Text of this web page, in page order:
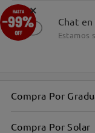
Chat
Estamos
Compra Por
Compra Por Solar
×